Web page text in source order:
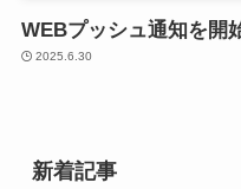
WEBプッシュ通知を開
2025.6.30
新着記事